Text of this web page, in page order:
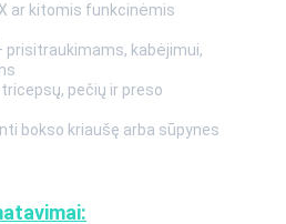
ar kitomis funkcinėmis
prisitraukimams, kabėjimui,
tricepsų, pečių ir preso
bokso kriaušę arba sūpynes